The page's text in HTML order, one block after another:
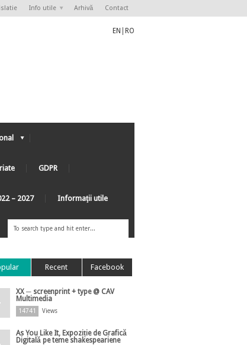
Info utile Arhivă Contact
EN RO
GDPR
– 2027 Informaţii utile
Recent Facebook
XX ─ screenprint + type @ CAV
Multimedia
14741 Views
As You Like It, Expoziție de Grafică
Digitală pe teme shakespeariene